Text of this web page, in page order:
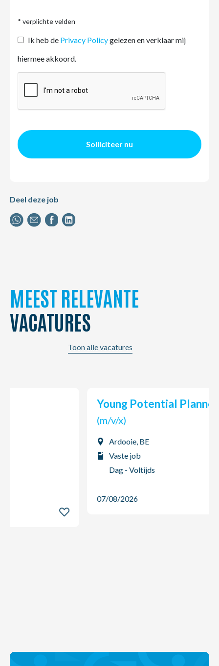
* verplichte velden
Ik heb de Privacy Policygelezen en verklaar mij
hiermee akkoord.
Solliciteer nu
Deel deze job
MEEST RELEVANTE
VACATURES
Toon alle vacatures
Young Potential Planner